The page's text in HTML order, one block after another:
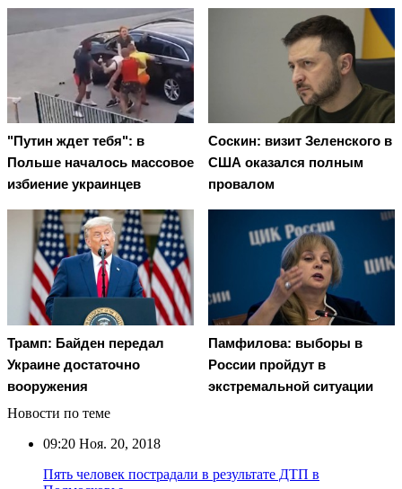
"Путин ждет тебя": в
Польше началось массовое
избиение украинцев
Соскин: визит Зеленского в
США оказался полным
провалом
Трамп: Байден передал
Украине достаточно
вооружения
Памфилова: выборы в
России пройдут в
экстремальной ситуации
Новости по теме
09:20 Ноя. 20, 2018
Пять человек пострадали в результате ДТП в